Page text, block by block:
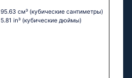
95.63 см³ (кубические сантиметры)
5.81 in³ (кубические дюймы)